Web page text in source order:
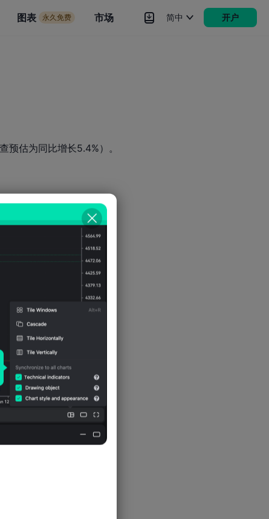
图表 永久免费 市场 简中 开户
预估为同比增长5.4%）。